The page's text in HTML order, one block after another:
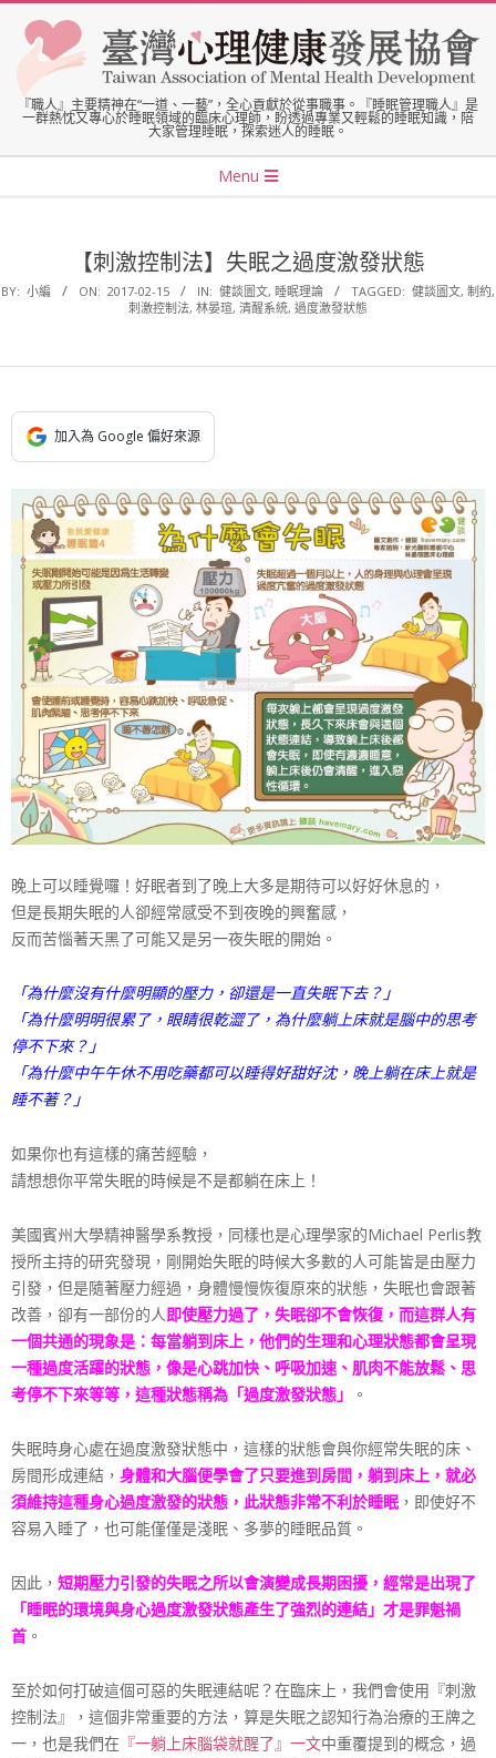
content
臺
灣
理
健
康
發
展
協
會
『職人』主要精神在“一道、一藝”，全心貢獻於從事職事。『睡眠管理職人』是
一群熱忱又專心於睡眠領域的臨床心理師，盼透過專業又輕鬆的睡眠知識，陪
大家管理睡眠，探索迷人的睡眠。
Menu
【刺激控制法】失眠之過度激發狀態
BY: 小編 ON: 2017-02-15 IN: 健談圖文, 睡眠理論 TAGGED: 健談圖文, 制約,
刺激控制法, 林晏瑄, 清醒系統, 過度激發狀態
加入為 Google 偏好來源
晚上可以睡覺囉！好眠者到了晚上大多是期待可以好好休息的，
但是長期失眠的人卻經常感受不到夜晚的興奮感，
反而苦惱著天黑了可能又是另一夜失眠的開始。
「為什麼沒有什麼明顯的壓力，卻還是一直失眠下去？」
「為什麼明明很累了，眼睛很乾澀了，為什麼躺上床就是腦中的思考
停不下來？」
「為什麼中午午休不用吃藥都可以睡得好甜好沈，晚上躺在床上就是
睡不著？」
如果你也有這樣的痛苦經驗，
請想想你平常失眠的時候是不是都躺在床上！
美國賓州大學精神醫學系教授，同樣也是心理學家的Michael Perlis教
授所主持的研究發現，剛開始失眠的時候大多數的人可能皆是由壓力
引發，但是隨著壓力經過，身體慢慢恢復原來的狀態，失眠也會跟著
改善，卻有一部份的人即使壓力過了，失眠卻不會恢復，而這群人有
一個共通的現象是：每當躺到床上，他們的生理和心理狀態都會呈現
一種過度活躍的狀態，像是心跳加快、呼吸加速、肌肉不能放鬆、思
考停不下來等等，這種狀態稱為「過度激發狀態」
。
失眠時身心處在過度激發狀態中，這樣的狀態會與你經常失眠的床、
房間形成連結， 身體和大腦便學會了只要進到房間，躺到床上，就必
須維持這種身心過度激發的狀態，此狀態非常不利於睡眠 ，即使好不
容易入睡了，也可能僅僅是淺眠、多夢的睡眠品質。
因此， 短期壓力引發的失眠之所以會演變成長期困擾，經常是出現了
「睡眠的環境與身心過度激發狀態產生了強烈的連結」才是罪魁禍
首 。
至於如何打破這個可惡的失眠連結呢？在臨床上，我們會使用『刺激
控制法』，這個非常重要的方法，算是失眠之認知行為治療的王牌之
一，也是我們在 『一躺上床腦袋就醒了』一文中重覆提到的概念，過